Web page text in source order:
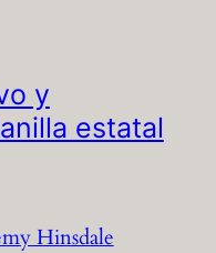
y
estatal
Hinsdale